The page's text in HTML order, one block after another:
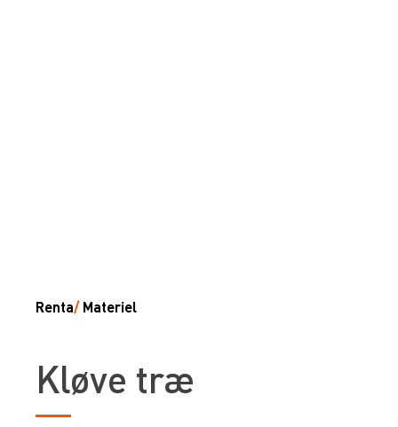
Renta/ Materiel
Kløve træ